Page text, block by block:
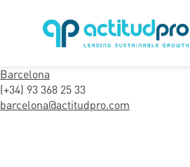
Barcelona
(+34) 93 368 25 33
barcelona@actitudpro.com